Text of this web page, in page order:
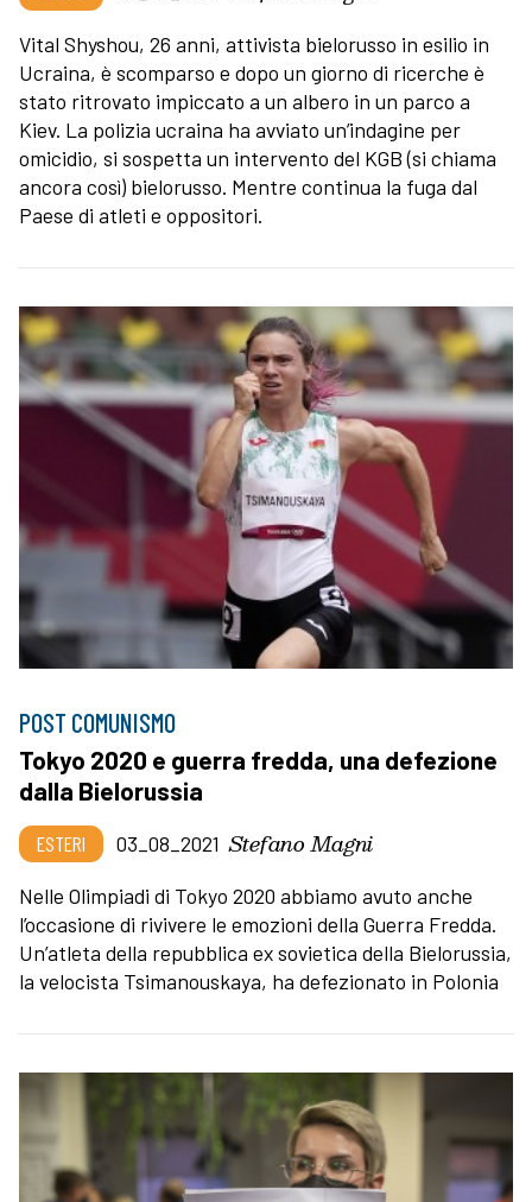
Vital Shyshou, 26 anni, attivista bielorusso in esilio in
Ucraina, è scomparso e dopo un giorno di ricerche è
stato ritrovato impiccato a un albero in un parco a
Kiev. La polizia ucraina ha avviato un’indagine per
omicidio, si sospetta un intervento del KGB (si chiama
ancora così) bielorusso. Mentre continua la fuga dal
Paese di atleti e oppositori.
POST COMUNISMO
Tokyo 2020 e guerra fredda, una defezione
dalla Bielorussia
ESTERI 03_08_2021 Stefano Magni
Nelle Olimpiadi di Tokyo 2020 abbiamo avuto anche
l’occasione di rivivere le emozioni della Guerra Fredda.
Un’atleta della repubblica ex sovietica della Bielorussia,
la velocista Tsimanouskaya, ha defezionato in Polonia